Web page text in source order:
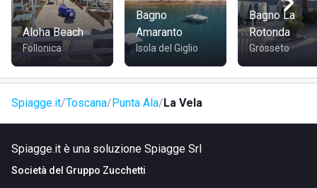
macchina che in moto.
Aloha Beach
Follonica
Bagno
Amaranto
Isola del Giglio
Bagno La
Rotonda
Grosseto
Spiagge.it Toscana Punta Ala La Vela
Spiagge.it è una soluzione Spiagge Srl
Società del Gruppo Zucchetti